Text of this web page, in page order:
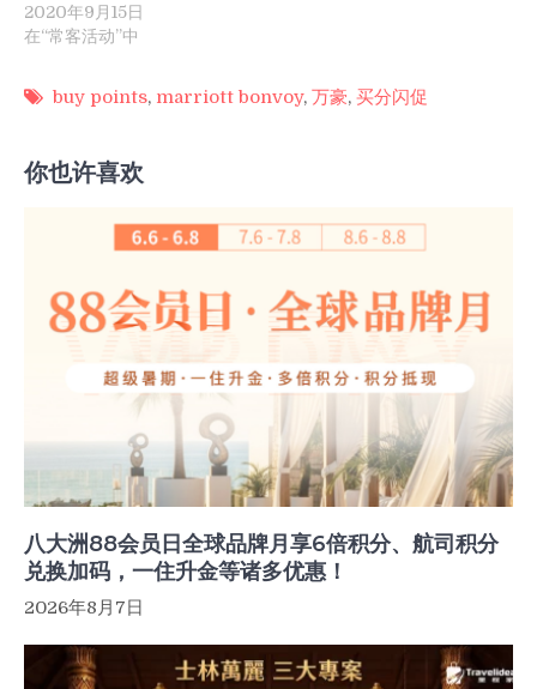
2020年9月15日
在“常客活动”中
buy points, marriott bonvoy, 万豪, 买分闪促
你也许喜欢
八大洲88会员日全球品牌月享6倍积分、航司积分
兑换加码，一住升金等诸多优惠！
2026年8月7日